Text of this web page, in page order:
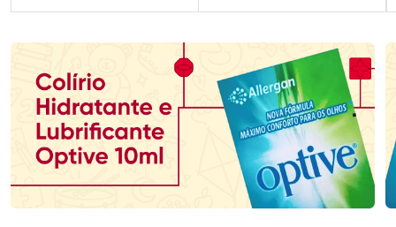
Laboratório
Por Menos